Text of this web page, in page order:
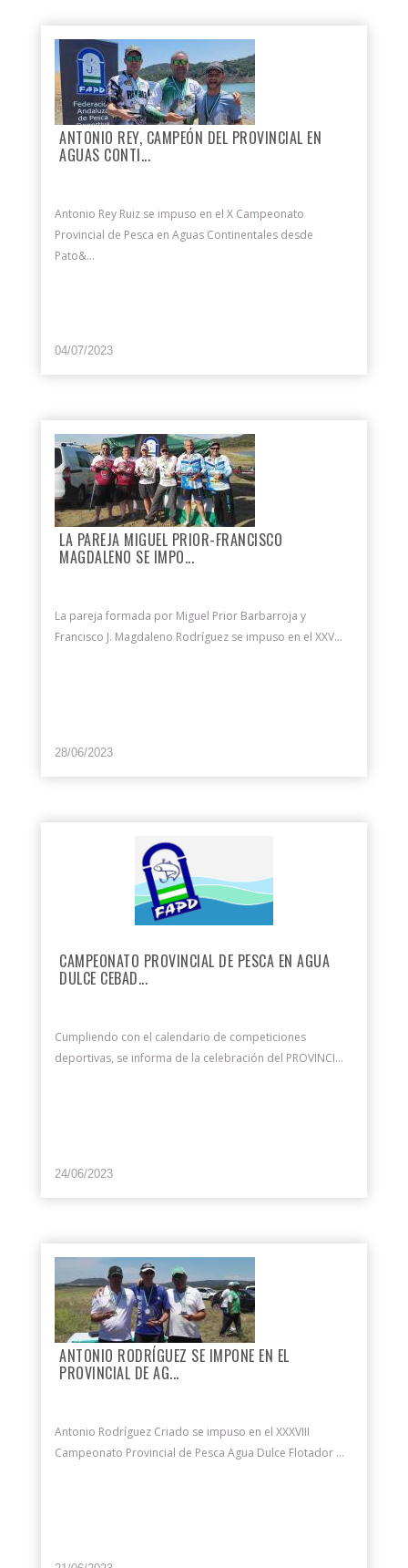
ANTONIO REY, CAMPEÓN DEL PROVINCIAL EN
AGUAS CONTI...
Antonio Rey Ruiz se impuso en el X Campeonato
Provincial de Pesca en Aguas Continentales desde
Pato&...
04/07/2023
LA PAREJA MIGUEL PRIOR-FRANCISCO
MAGDALENO SE IMPO...
La pareja formada por Miguel Prior Barbarroja y
Francisco J. Magdaleno Rodríguez se impuso en el XXV...
28/06/2023
CAMPEONATO PROVINCIAL DE PESCA EN AGUA
DULCE CEBAD...
Cumpliendo con el calendario de competiciones
deportivas, se informa de la celebración del PROVINCI...
24/06/2023
ANTONIO RODRÍGUEZ SE IMPONE EN EL
PROVINCIAL DE AG...
Antonio Rodríguez Criado se impuso en el XXXVIII
Campeonato Provincial de Pesca Agua Dulce Flotador ...